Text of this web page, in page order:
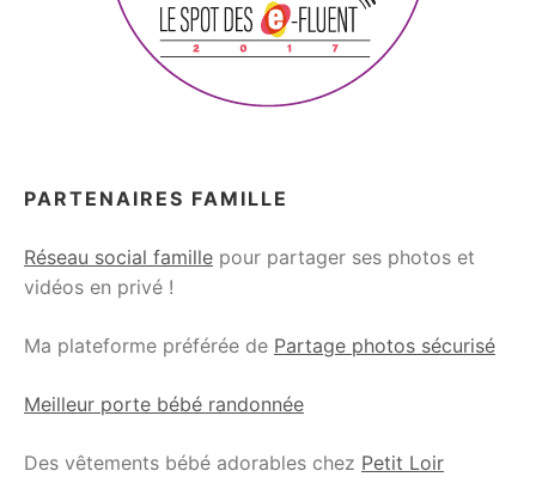
PARTENAIRES FAMILLE
Réseau social famille pour partager ses photos et
vidéos en privé !
Ma plateforme préférée de Partage photos sécurisé
Meilleur porte bébé randonnée
Des vêtements bébé adorables chez Petit Loir